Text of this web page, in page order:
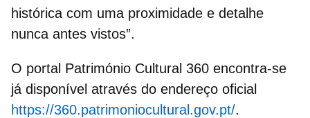
histórica com uma proximidade e detalhe
nunca antes vistos”.
O portal Património Cultural 360 encontra-se
já disponível através do endereço oficial
https://360.patrimoniocultural.gov.pt/.